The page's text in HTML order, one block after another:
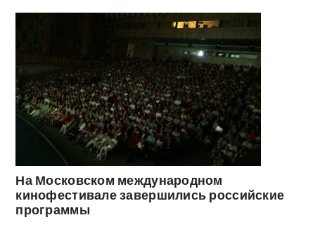
На Московском международном
кинофестивале завершились российские
программы